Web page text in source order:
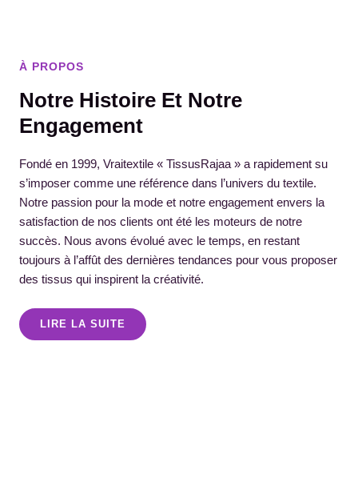
À PROPOS
Notre Histoire Et Notre
Engagement
Fondé en 1999, Vraitextile « TissusRajaa » a rapidement su
s’imposer comme une référence dans l’univers du textile.
Notre passion pour la mode et notre engagement envers la
satisfaction de nos clients ont été les moteurs de notre
succès. Nous avons évolué avec le temps, en restant
toujours à l’affût des dernières tendances pour vous proposer
des tissus qui inspirent la créativité.
LIRE LA SUITE